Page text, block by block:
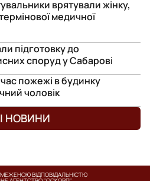
врятували жінку,
медичної
підготовку до
споруд у Сабарові
час пожежі в будинку
чоловік
НОВИНИ
ВІДПОВІДАЛЬНІСТЮ